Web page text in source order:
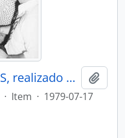
Comício político do CDS, realizado em Oliveira de Azeméis
· Item · 1979-07-17